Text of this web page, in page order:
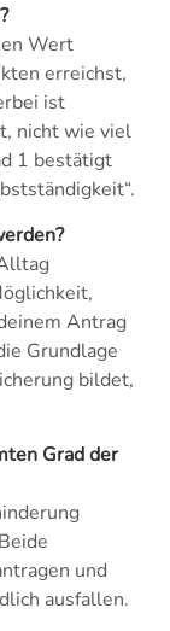
Wert
erreichst,
ist
nicht wie viel
1 bestätigt
Antrag
Grundlage
bildet,
Grad der
und
ausfallen.